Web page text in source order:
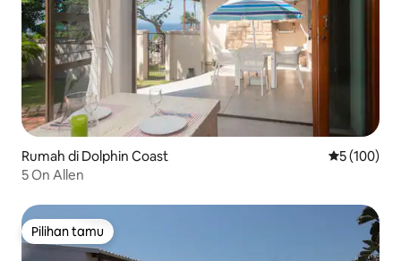
Rumah di Dolphin Coast Nilai rata-
5 (100)
5 On Allen
Pilihan tamu
Pilihan tamu